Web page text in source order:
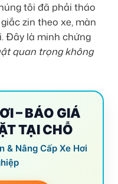
tôi đã phải tháo
zin theo xe, màn
Đây là minh chứng
quan trọng không
– BÁO GIÁ
TẠI CHỖ
& Nâng Cấp Xe Hơi